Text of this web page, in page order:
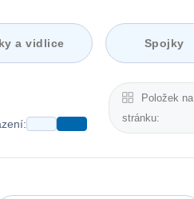
a vidlice Spojky
Položek na
stránku: